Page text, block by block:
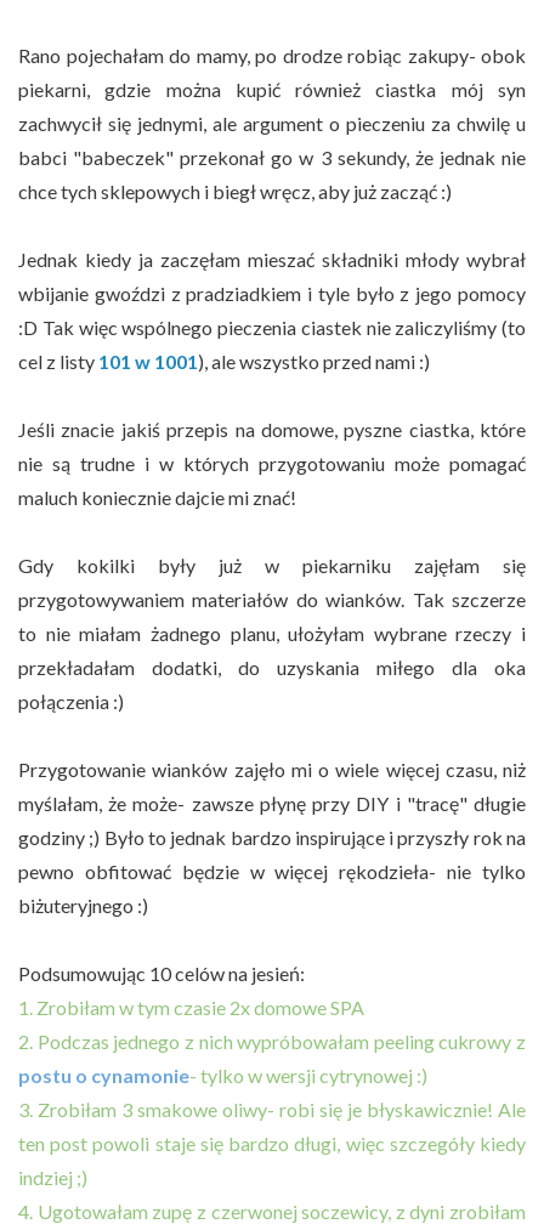
Rano pojechałam do mamy, po drodze robiąc zakupy- obok
piekarni, gdzie można kupić również ciastka mój syn
zachwycił się jednymi, ale argument o pieczeniu za chwilę u
babci "babeczek" przekonał go w 3 sekundy, że jednak nie
chce tych sklepowych i biegł wręcz, aby już zacząć :)
Jednak kiedy ja zaczęłam mieszać składniki młody wybrał
wbijanie gwoździ z pradziadkiem i tyle było z jego pomocy
:D Tak więc wspólnego pieczenia ciastek nie zaliczyliśmy (to
cel z listy 101 w 1001 ), ale wszystko przed nami :)
Jeśli znacie jakiś przepis na domowe, pyszne ciastka, które
nie są trudne i w których przygotowaniu może pomagać
maluch koniecznie dajcie mi znać!
Gdy kokilki były już w piekarniku zajęłam się
przygotowywaniem materiałów do wianków. Tak szczerze
to nie miałam żadnego planu, ułożyłam wybrane rzeczy i
przekładałam dodatki, do uzyskania miłego dla oka
połączenia :)
Przygotowanie wianków zajęło mi o wiele więcej czasu, niż
myślałam, że może- zawsze płynę przy DIY i "tracę" długie
godziny ;) Było to jednak bardzo inspirujące i przyszły rok na
pewno obfitować będzie w więcej rękodzieła- nie tylko
biżuteryjnego :)
Podsumowując 10 celów na jesień:
1. Zrobiłam w tym czasie 2x domowe SPA
2. Podczas jednego z nich wypróbowałam peeling cukrowy z
postu o cynamonie- tylko w wersji cytrynowej :)
3. Zrobiłam 3 smakowe oliwy- robi się je błyskawicznie! Ale
ten post powoli staje się bardzo długi, więc szczegóły kiedy
indziej ;)
4. Ugotowałam zupę z czerwonej soczewicy, z dyni zrobiłam